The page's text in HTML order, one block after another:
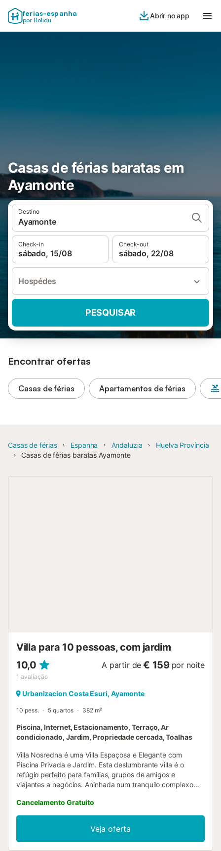
ferias-espanha
por Holidu
Abrir no app
Casas de férias baratas em
Ayamonte
Destino
Ayamonte
Check-in
sábado, 15/08
Check-out
sábado, 22/08
Hospédes
PESQUISAR
Encontrar ofertas
Casas de férias Apartamentos de férias
Casas de férias Espanha Andaluzia
Huelva Província
Casas de férias baratas Ayamonte
Villa para 10 pessoas, com jardim
10,0
1 avaliação
A partir de € 159 por noite
Urbanizacion Costa Esuri, Ayamonte
10 pess. 5 quartos 382 m²
Piscina, Internet, Estacionamento, Terraço, Ar
condicionado, Jardim, Propriedade cercada, Toalhas
Villa Nosredna é uma Villa Espaçosa e Elegante com
Piscina Privada e Jardim. Esta deslumbrante villa é o
refúgio perfeito para famílias, grupos de amigos e
viajantes a negócios. Aninhada num tranquilo complexo
distância do campo de golfe Isla Canela Links, em Costa
Esuri. A villa dispõe de um interior espaçoso e bem
equipado, com 5 quartos e 4 casas de banho,
acomodando confortavelmente até 10 hóspedes. Os
quartos estão equipados com uma combinação de camas
Cancelamento Gratuito
Veja oferta